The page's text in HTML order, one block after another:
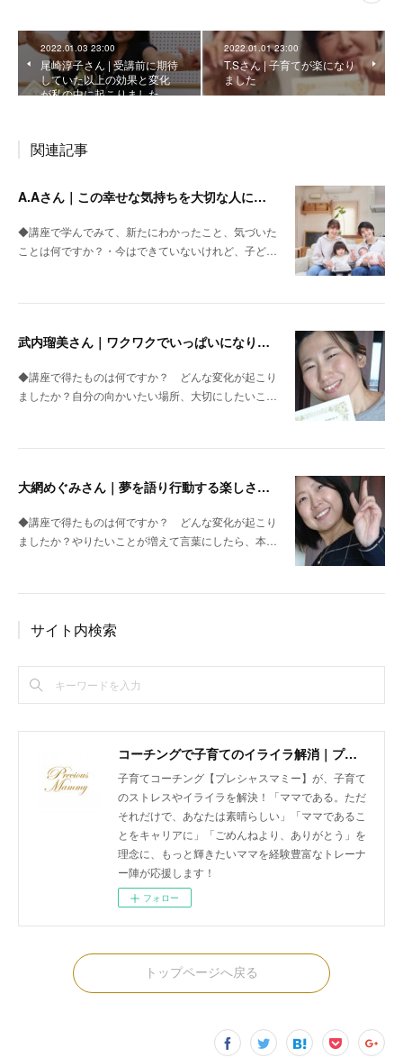
2022.01.03 23:00
尾崎淳子さん | 受講前に期待
していた以上の効果と変化
が私の中に起こりました
2022.01.01 23:00
T.Sさん | 子育てが楽になり
ました
関連記事
A.Aさん｜この幸せな気持ちを大切な人に返していきたいと思いました
◆講座で学んでみて、新たにわかったこと、気づいた
ことは何ですか？・今はできていないけれど、子ど…
武内瑠美さん｜ワクワクでいっぱいになりました
◆講座で得たものは何ですか？ どんな変化が起こり
ましたか？自分の向かいたい場所、大切にしたいこ…
大網めぐみさん｜夢を語り行動する楽しさを実感
◆講座で得たものは何ですか？ どんな変化が起こり
ましたか？やりたいことが増えて言葉にしたら、本…
サイト内検索
コーチングで子育てのイライラ解消｜プレシャスマミー 公式ホームページ
子育てコーチング【プレシャスマミー】が、子育て
のストレスやイライラを解決！「ママである。ただ
それだけで、あなたは素晴らしい」「ママであるこ
とをキャリアに」「ごめんねより、ありがとう」を
理念に、もっと輝きたいママを経験豊富なトレーナ
ー陣が応援します！
フォロー
トップページへ戻る